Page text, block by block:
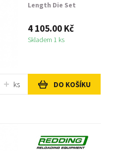
Length Die Set
4 105.00 Kč
Skladem 1 ks
ks DO KOŠÍKU